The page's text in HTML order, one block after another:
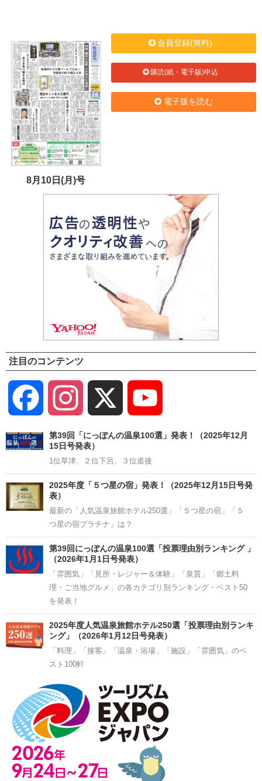
8月10日(月)号
会員登録(無料)
購読(紙・電子版)申込
電子版を読む
注目のコンテンツ
Facebook Instagram
Channel
第39回「にっぽんの温泉100選」発表！（2025年12月
15日号発表）
1位草津、２位下呂、３位道後
2025年度「５つ星の宿」発表！（2025年12月15日号発
表）
最新の「人気温泉旅館ホテル250選」「５つ星の宿」「５
つ星の宿プラチナ」は？
第39回にっぽんの温泉100選「投票理由別ランキング 」
（2026年1月1日号発表）
「雰囲気」「見所・レジャー＆体験」「泉質」「郷土料
理・ご当地グルメ」の各カテゴリ別ランキング・ベスト50
を発表！
2025年度人気温泉旅館ホテル250選「投票理由別ランキ
ング」（2026年1月12日号発表）
「料理」「接客」「温泉・浴場」「施設」「雰囲気」のベ
スト100軒